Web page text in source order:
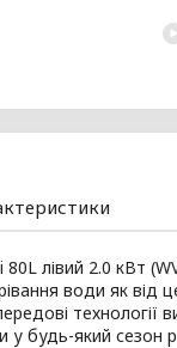
лівий 2.0 кВт
води як від
у будь-який сезон